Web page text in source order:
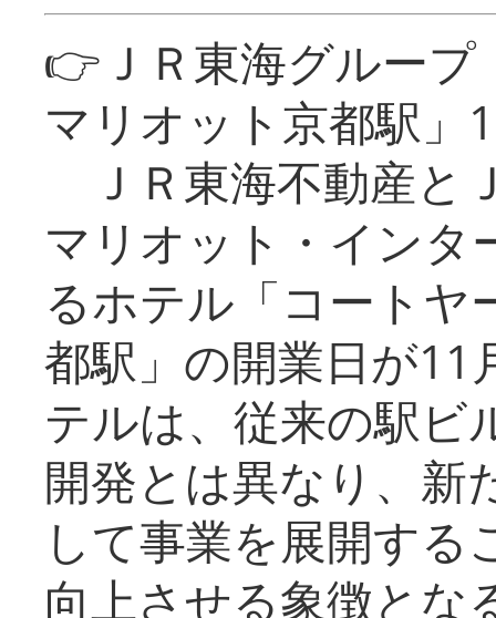
👉ＪＲ東海グルー
マリオット京都駅」
ＪＲ東海不動産と
マリオット・インタ
るホテル「コートヤ
都駅」の開業日が11
テルは、従来の駅ビ
開発とは異なり、新
して事業を展開する
向上させる象徴とな